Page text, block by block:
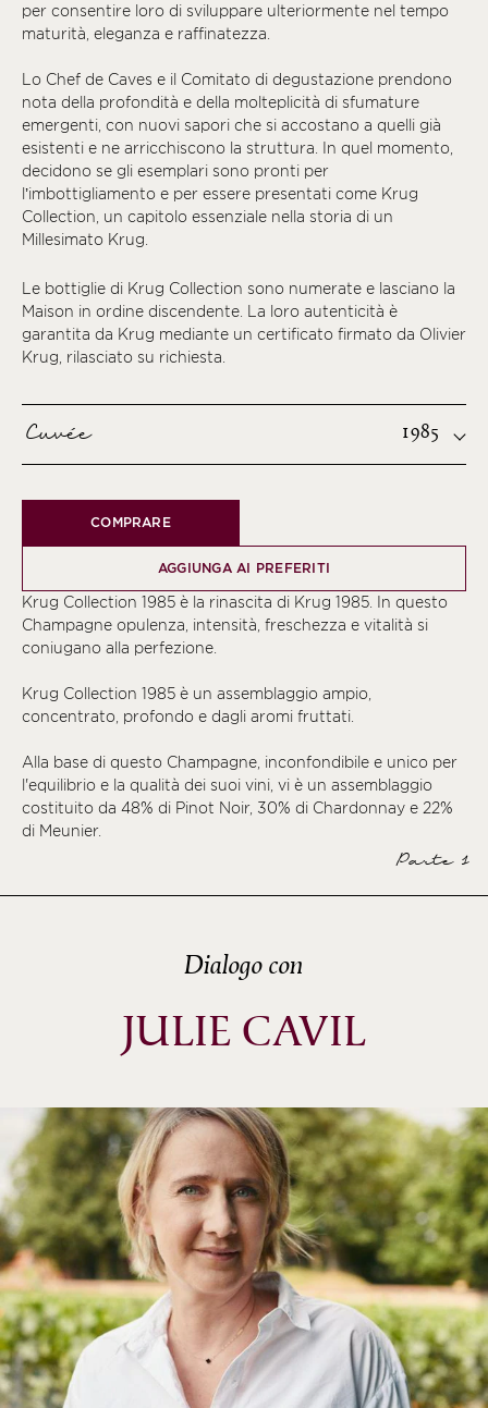
per consentire loro di sviluppare ulteriormente nel tempo
maturità, eleganza e raffinatezza.
Lo Chef de Caves e il Comitato di degustazione prendono
nota della profondità e della molteplicità di sfumature
emergenti, con nuovi sapori che si accostano a quelli già
esistenti e ne arricchiscono la struttura. In quel momento,
decidono se gli esemplari sono pronti per
l’imbottigliamento e per essere presentati come Krug
Collection, un capitolo essenziale nella storia di un
Millesimato Krug.
Le bottiglie di Krug Collection sono numerate e lasciano la
Maison in ordine discendente. La loro autenticità è
garantita da Krug mediante un certificato firmato da Olivier
Krug, rilasciato su richiesta.
Cuvée 1985
COMPRARE
AGGIUNGA AI PREFERITI
Krug Collection 1985 è la rinascita di Krug 1985. In questo
Champagne opulenza, intensità, freschezza e vitalità si
coniugano alla perfezione.
Krug Collection 1985 è un assemblaggio ampio,
concentrato, profondo e dagli aromi fruttati.
Alla base di questo Champagne, inconfondibile e unico per
l'equilibrio e la qualità dei suoi vini, vi è un assemblaggio
costituito da 48% di Pinot Noir, 30% di Chardonnay e 22%
di Meunier.
Parte 1
Dialogo con
JULIE CAVIL